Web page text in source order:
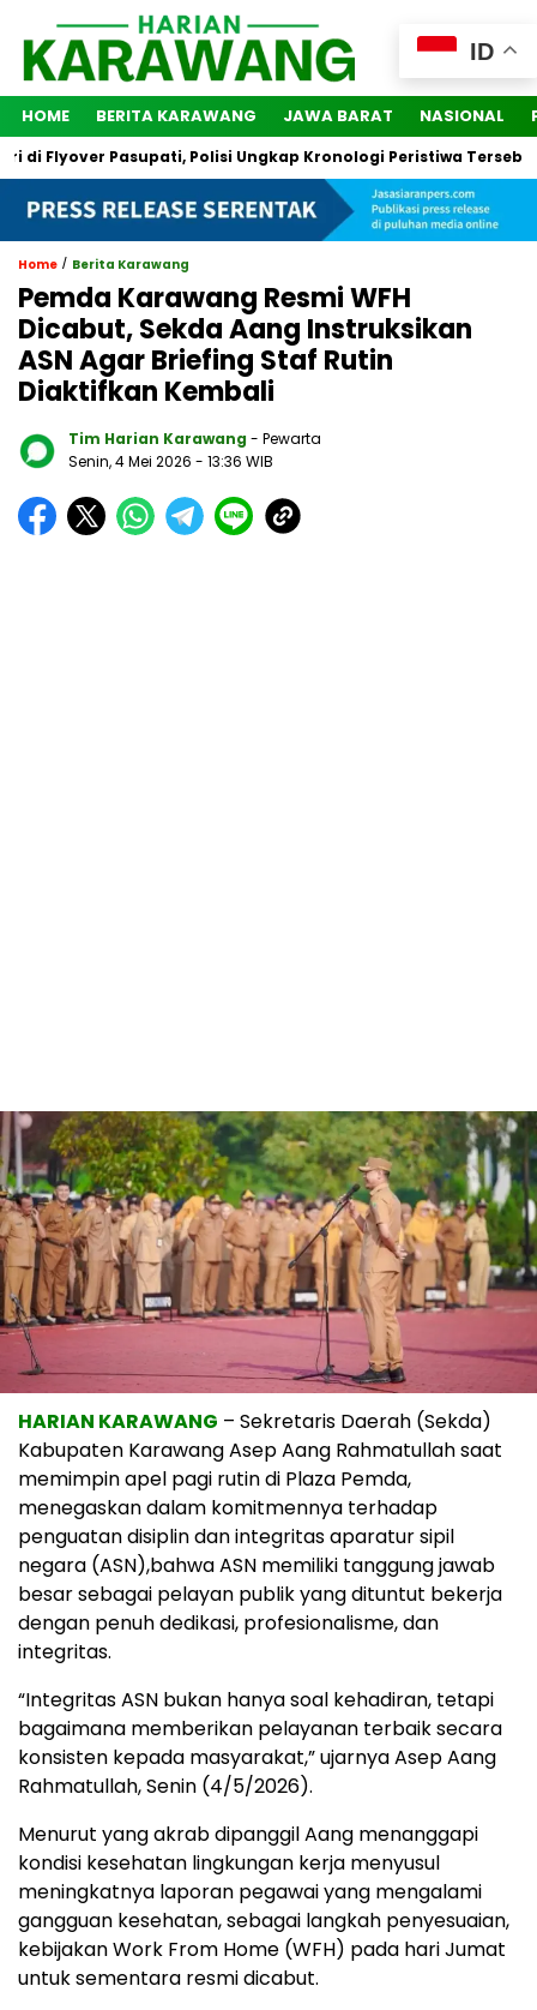
HOME BERITA KARAWANG JAWA BARAT NASIONAL
Flyover Pasupati, Polisi Ungkap Kronologi Peristiwa Tersebut
Home / Berita Karawang
Pemda Karawang Resmi WFH
Dicabut, Sekda Aang Instruksikan
ASN Agar Briefing Staf Rutin
Diaktifkan Kembali
Tim Harian Karawang - Pewarta
Senin, 4 Mei 2026 - 13:36 WIB
HARIAN KARAWANG – Sekretaris Daerah (Sekda)
Kabupaten Karawang Asep Aang Rahmatullah saat
memimpin apel pagi rutin di Plaza Pemda,
menegaskan dalam komitmennya terhadap
penguatan disiplin dan integritas aparatur sipil
negara (ASN),bahwa ASN memiliki tanggung jawab
besar sebagai pelayan publik yang dituntut bekerja
dengan penuh dedikasi, profesionalisme, dan
integritas.
“Integritas ASN bukan hanya soal kehadiran, tetapi
bagaimana memberikan pelayanan terbaik secara
konsisten kepada masyarakat,” ujarnya Asep Aang
Rahmatullah, Senin (4/5/2026).
Menurut yang akrab dipanggil Aang menanggapi
kondisi kesehatan lingkungan kerja menyusul
meningkatnya laporan pegawai yang mengalami
gangguan kesehatan, sebagai langkah penyesuaian,
kebijakan Work From Home (WFH) pada hari Jumat
untuk sementara resmi dicabut.
ID